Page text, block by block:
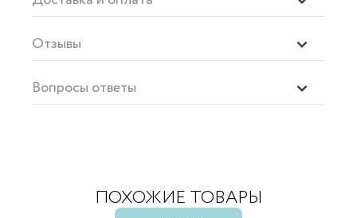
Отзывы
Вопросы ответы
ПОХОЖИЕ ТОВАРЫ